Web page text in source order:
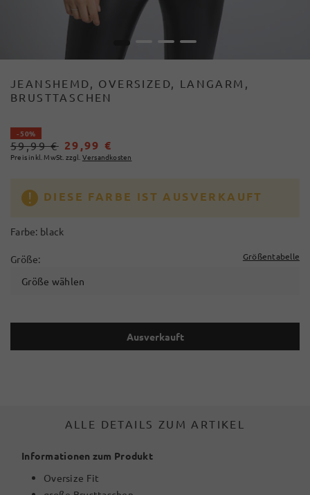
3 4
JEANSHEMD, OVERSIZED, LANGARM,
BRUSTTASCHEN
- 50%
59,99 € 29,99 €
Preis inkl. MwSt. zzgl. Versandkosten
DIESE FARBE IST AUSVERKAUFT
Farbe: black
Größe: Größentabelle
Größe wählen
Ausverkauft
ALLE DETAILS ZUM ARTIKEL
Informationen zum Produkt
Oversize Fit